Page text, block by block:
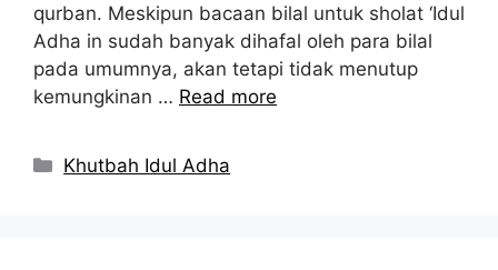
qurban. Meskipun bacaan bilal untuk sholat ‘Idul
Adha in sudah banyak dihafal oleh para bilal
pada umumnya, akan tetapi tidak menutup
kemungkinan … Read more
Kategori
Khutbah Idul Adha